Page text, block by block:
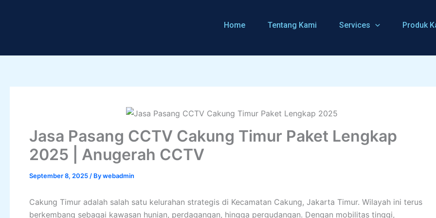
Home Tentang Kami Services Produk
Jasa Pasang CCTV Cakung Timur Paket Lengkap
2025 | Anugerah CCTV
September 8, 2025 / Bywebadmin
Cakung Timur adalah salah satu kelurahan strategis di Kecamatan Cakung, Jakarta Timur. Wilayah ini terus
berkembang sebagai kawasan hunian, perdagangan, hingga pergudangan. Dengan mobilitas tinggi,